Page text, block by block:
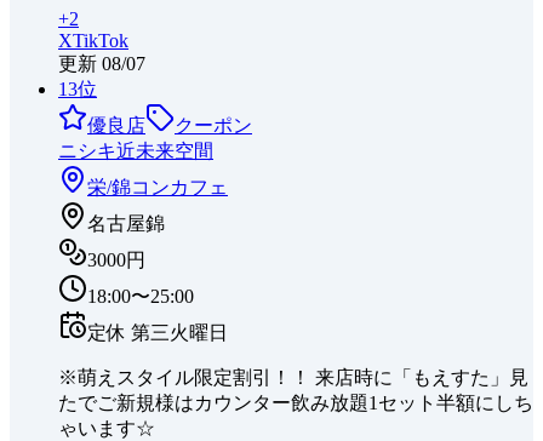
+2
XTikTok
更新 08/07
13位
優良店
クーポン
ニシキ近未来空間
栄/錦コンカフェ
名古屋錦
3000円
18:00〜25:00
定休 第三火曜日
※萌えスタイル限定割引！！ 来店時に「もえすた」見
たでご新規様はカウンター飲み放題1セット半額にしち
ゃいます☆